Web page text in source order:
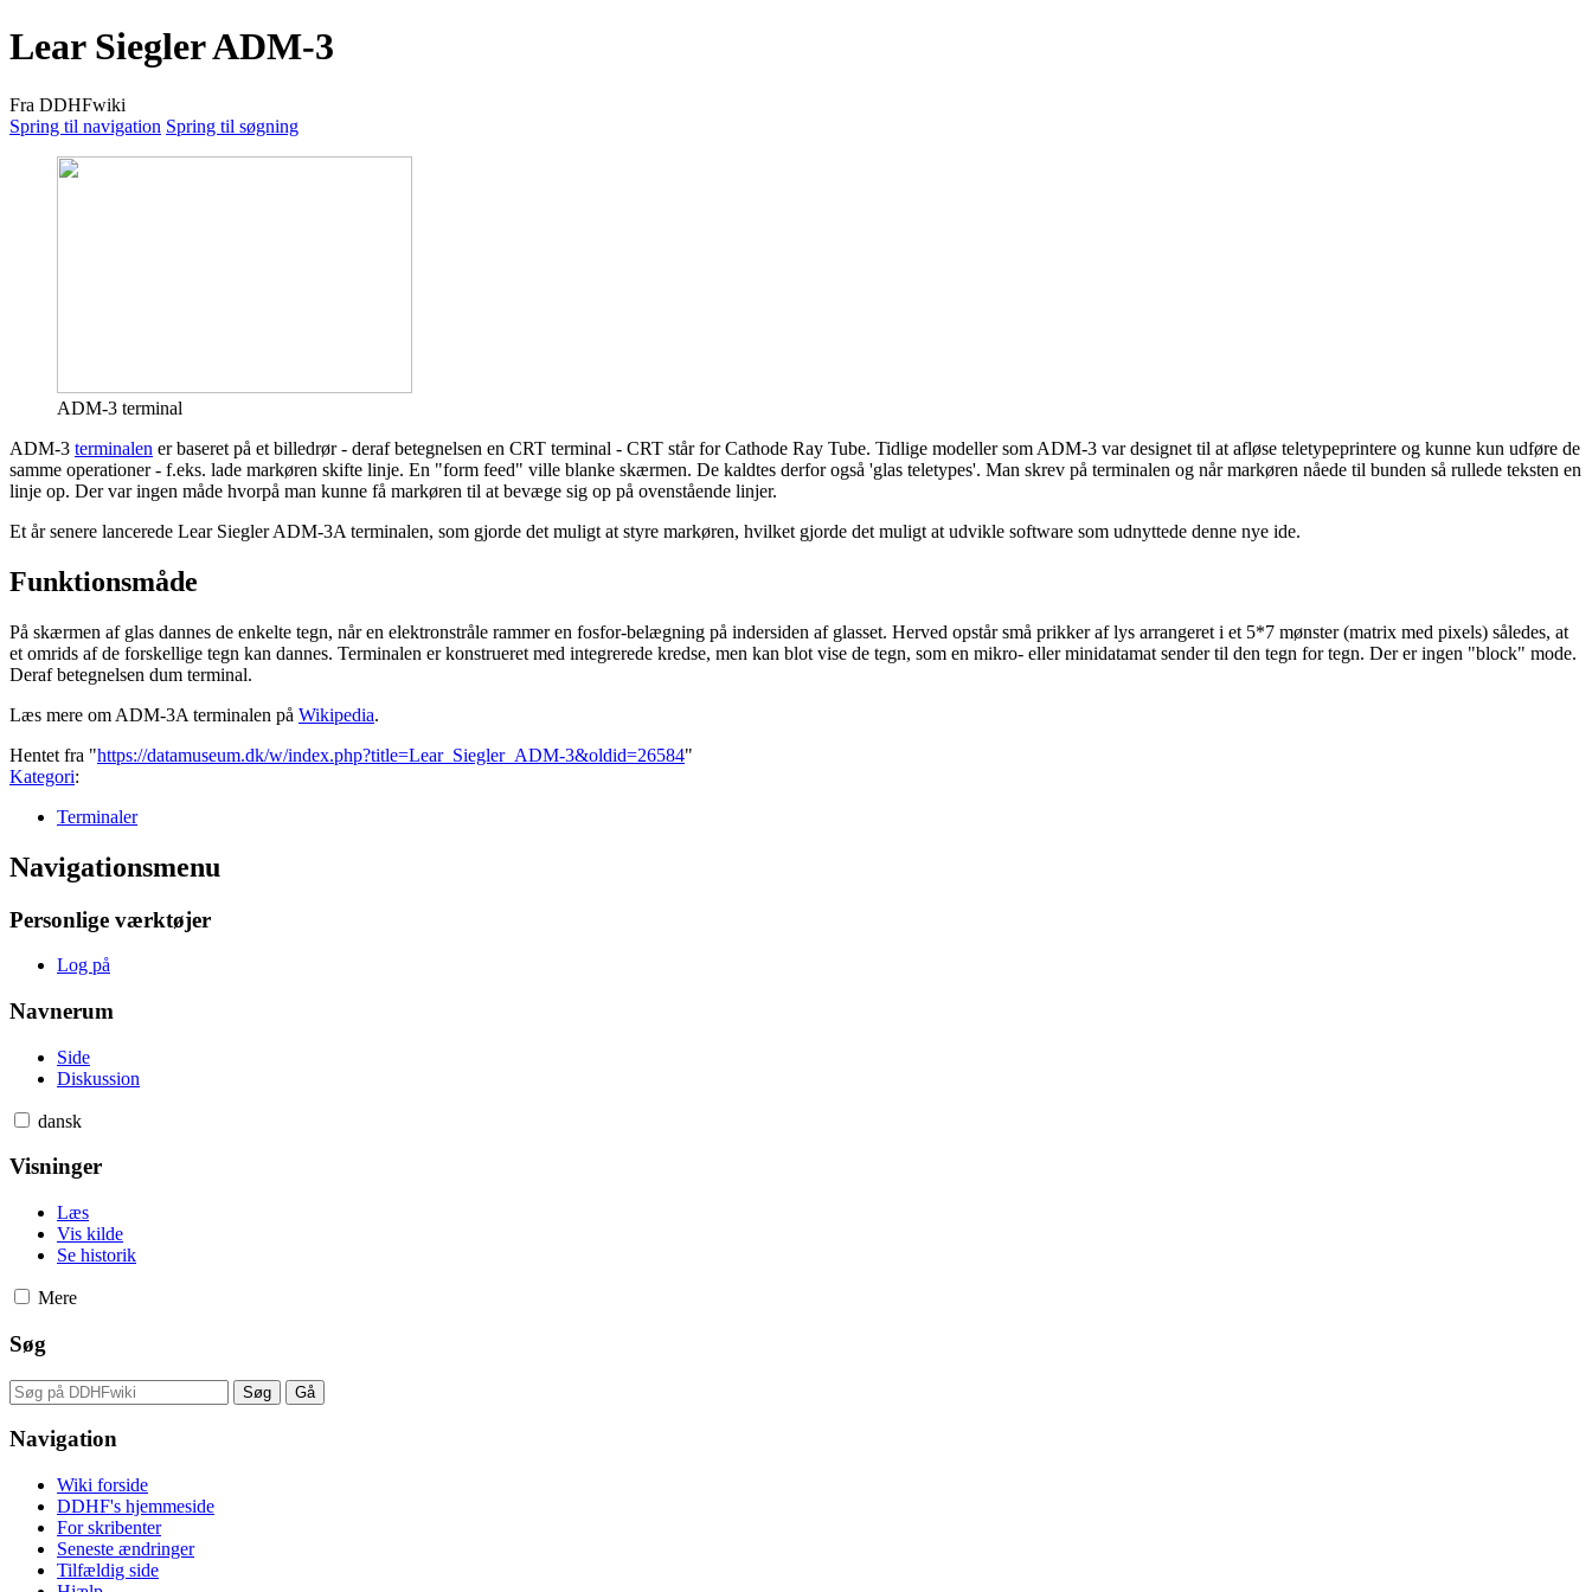
Lear Siegler ADM-3
Fra DDHFwiki
Spring til navigation Spring til søgning
ADM-3 terminal
ADM-3 terminalen er baseret på et billedrør - deraf betegnelsen en CRT terminal - CRT står for Cathode Ray Tube. Tidlige modeller som ADM-3 var designet til at afløse teletypeprintere og kunne kun udføre de
samme operationer - f.eks. lade markøren skifte linje. En "form feed" ville blanke skærmen. De kaldtes derfor også 'glas teletypes'. Man skrev på terminalen og når markøren nåede til bunden så rullede teksten en
linje op. Der var ingen måde hvorpå man kunne få markøren til at bevæge sig op på ovenstående linjer.
Et år senere lancerede Lear Siegler ADM-3A terminalen, som gjorde det muligt at styre markøren, hvilket gjorde det muligt at udvikle software som udnyttede denne nye ide.
Funktionsmåde
På skærmen af glas dannes de enkelte tegn, når en elektronstråle rammer en fosfor-belægning på indersiden af glasset. Herved opstår små prikker af lys arrangeret i et 5*7 mønster (matrix med pixels) således, at
et omrids af de forskellige tegn kan dannes. Terminalen er konstrueret med integrerede kredse, men kan blot vise de tegn, som en mikro- eller minidatamat sender til den tegn for tegn. Der er ingen "block" mode.
Deraf betegnelsen dum terminal.
Læs mere om ADM-3A terminalen på Wikipedia.
Hentet fra "https://datamuseum.dk/w/index.php?title=Lear_Siegler_ADM-3&oldid=26584"
Kategori:
Terminaler
Navigationsmenu
Personlige værktøjer
Log på
Navnerum
Side
Diskussion
dansk
Visninger
Læs
Vis kilde
Se historik
Mere
Søg
Navigation
Wiki forside
DDHF's hjemmeside
For skribenter
Seneste ændringer
Tilfældig side